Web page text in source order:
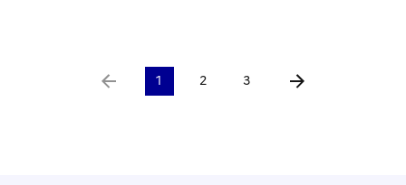
Aller à la page précédente
1 2 3 Aller à la page